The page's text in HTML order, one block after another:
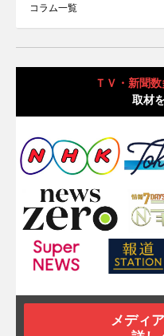
コラム一覧
ＴＶ・新聞
取材
メディ